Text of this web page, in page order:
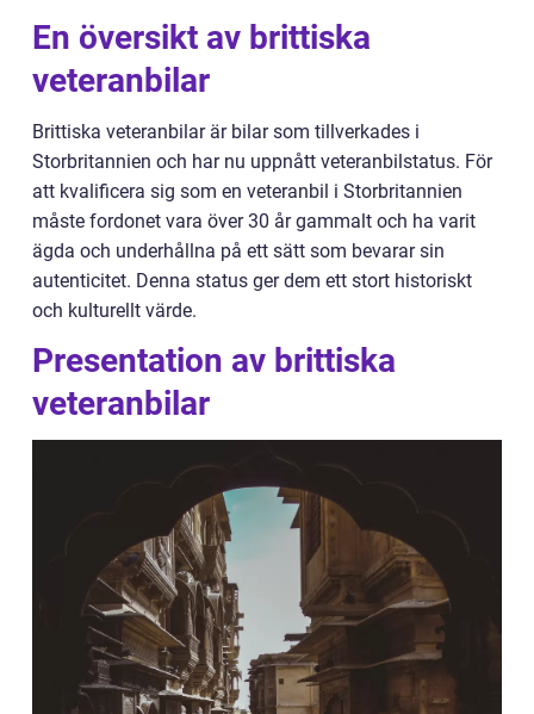
En översikt av brittiska
veteranbilar
Brittiska veteranbilar är bilar som tillverkades i
Storbritannien och har nu uppnått veteranbilstatus. För
att kvalificera sig som en veteranbil i Storbritannien
måste fordonet vara över 30 år gammalt och ha varit
ägda och underhållna på ett sätt som bevarar sin
autenticitet. Denna status ger dem ett stort historiskt
och kulturellt värde.
Presentation av brittiska
veteranbilar